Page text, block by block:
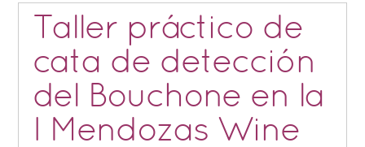
Taller práctico de
cata de detección
del Bouchone en la
I Mendozas Wine